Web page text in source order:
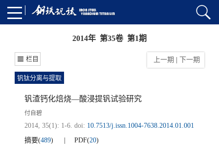
2014年 第35卷 第1期
栏目 上一期 下一期
钒钛分离与提取
钒渣钙化焙烧—酸浸提钒试验研究
付自碧
2014, 35(1): 1-6. doi: 10.7513/j.issn.1004-7638.2014.01.001
摘要(489) PDF(20)